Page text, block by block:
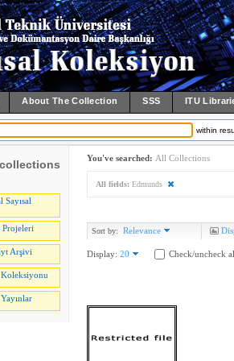
About The Collection SSS ITU
within
Projeleri
Arşivi
Koleksiyonu
You've searched: All Collections
All fields: Edmunds
Sort by: Relevance
Display: 20 Check/uncheck